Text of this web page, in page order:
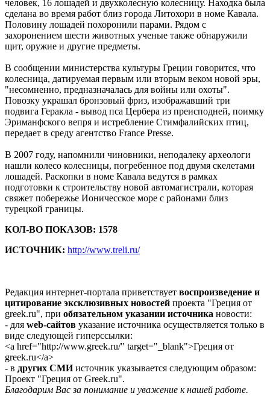
человек, 16 лошадей и двухколесную колесницу. Находка была
сделана во время работ близ города Литохори в номе Кавала.
Половину лошадей похоронили парами. Рядом с
захоронением шести животных ученые также обнаружили
щит, оружие и другие предметы.
В сообщении министерства культуры Греции говорится, что
колесница, датируемая первым или вторым веком новой эры,
"несомненно, предназначалась для войны или охоты".
Повозку украшал бронзовый фриз, изображавший три
подвига Геракла - вывод пса Цербера из преисподней, поимку
Эриманфского вепря и истребление Стимфалийских птиц,
передает в среду агентство France Presse.
В 2007 году, напомнили чиновники, неподалеку археологи
нашли колесо колесницы, погребенное под двумя скелетами
лошадей. Раскопки в номе Кавала ведутся в рамках
подготовки к строительству новой автомагистрали, которая
свяжет побережье Ионичесское море с районами близ
турецкой границы.
КОЛ-ВО ПОКАЗОВ: 1578
ИСТОЧНИК: http://www.treli.ru/
Редакция интернет-портала приветствует воспроизведение и
цитирование эксклюзивных новостей проекта "Греция от
greek.ru", при обязательном указании источника новости:
- для web-сайтов указание источника осуществляется только в
виде следующей гиперссылки:
<a href="http://www.greek.ru/" target="_blank">Греция от
greek.ru</a>
- в других СМИисточник указывается следующим образом:
Проект "Греция от Greek.ru".
Благодарим Вас за понимание и уважение к нашей работе.